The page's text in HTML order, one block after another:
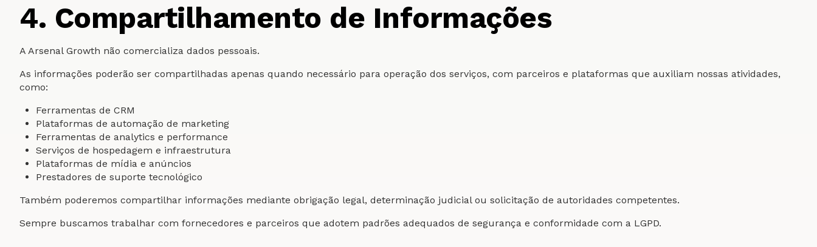
4. Compartilhamento de Informações
A Arsenal Growth não comercializa dados pessoais.
As informações poderão ser compartilhadas apenas quando necessário para operação dos serviços, com parceiros e plataformas que auxiliam nossas atividades,
como:
Ferramentas de CRM
Plataformas de automação de marketing
Ferramentas de analytics e performance
Serviços de hospedagem e infraestrutura
Plataformas de mídia e anúncios
Prestadores de suporte tecnológico
Também poderemos compartilhar informações mediante obrigação legal, determinação judicial ou solicitação de autoridades competentes.
Sempre buscamos trabalhar com fornecedores e parceiros que adotem padrões adequados de segurança e conformidade com a LGPD.